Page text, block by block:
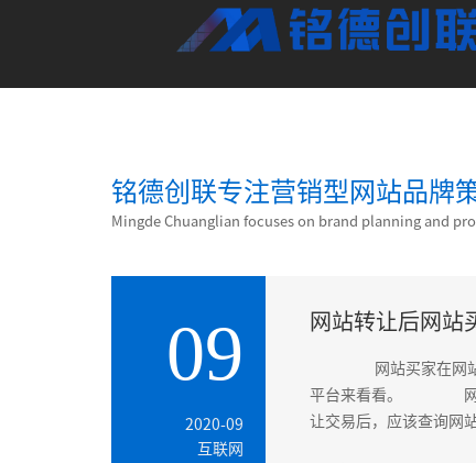
铭德创联专注营销型网站品牌
Mingde Chuanglian focuses on brand planning and
09
2020-09
互联网
网站转让后网站
网站买家在网站
平台来看看。 网站
让交易后，应该查询网